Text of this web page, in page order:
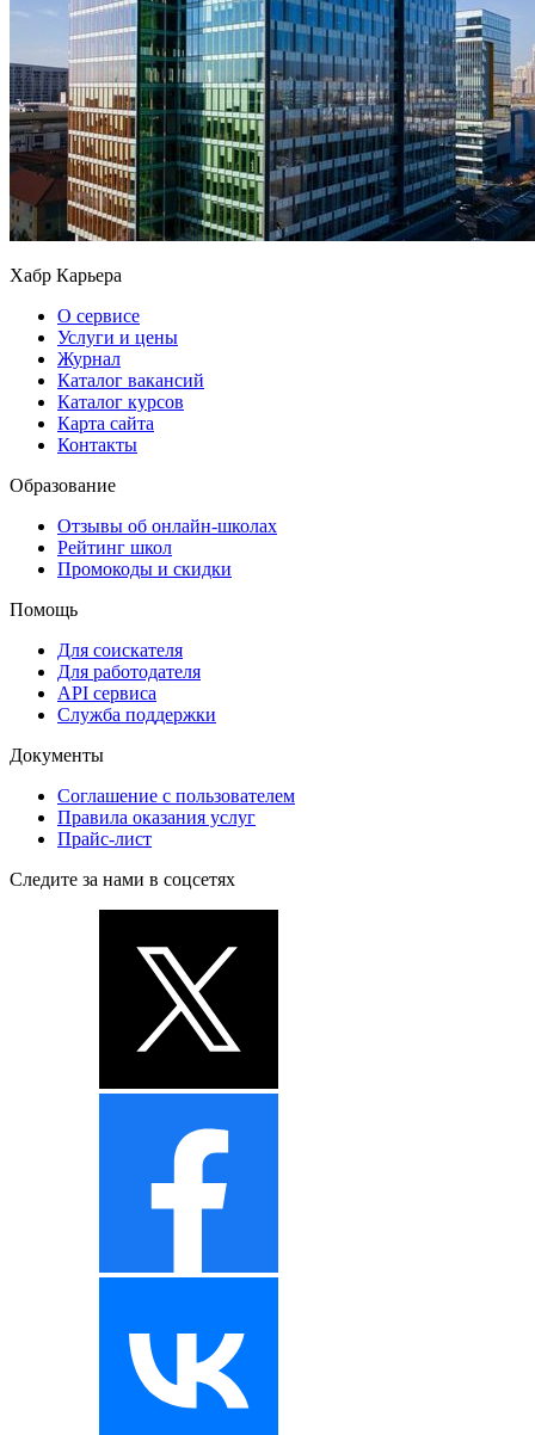
Хабр Карьера
О сервисе
Услуги и цены
Журнал
Каталог вакансий
Каталог курсов
Карта сайта
Контакты
Образование
Отзывы об онлайн-школах
Рейтинг школ
Промокоды и скидки
Помощь
Для соискателя
Для работодателя
API сервиса
Служба поддержки
Документы
Соглашение с пользователем
Правила оказания услуг
Прайс-лист
Следите за нами в соцсетях